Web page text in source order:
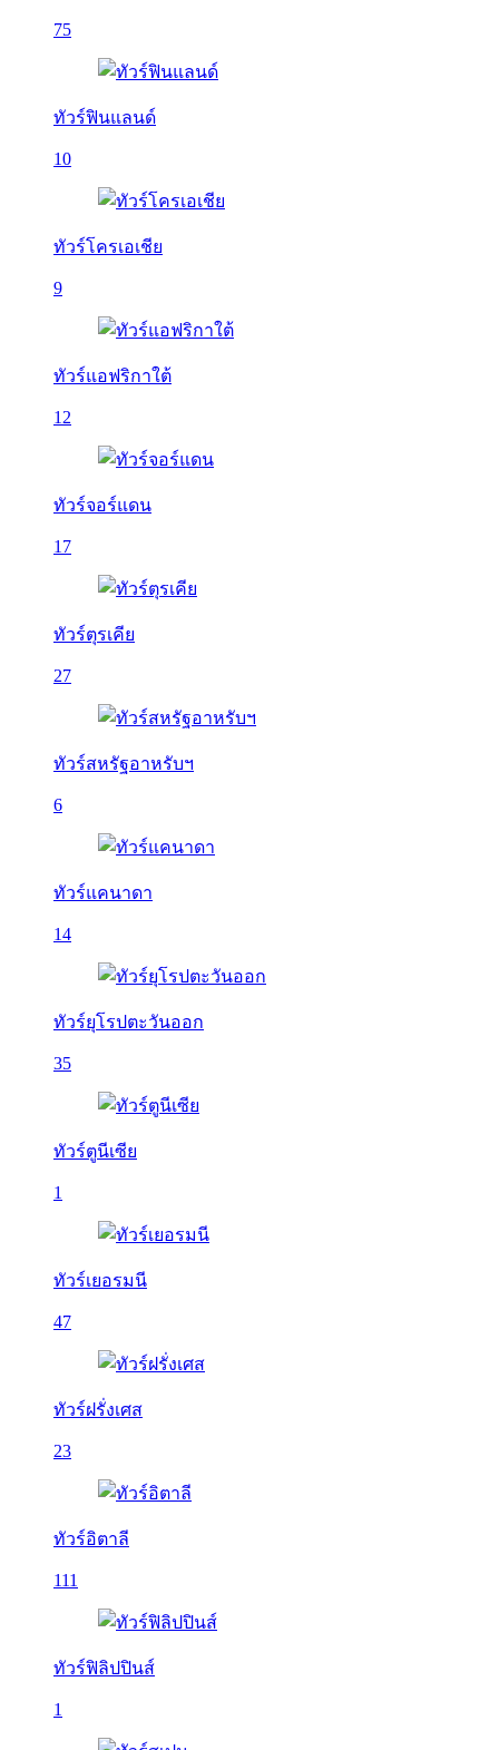
75
ทัวร์ฟินแลนด์
10
ทัวร์โครเอเชีย
9
ทัวร์แอฟริกาใต้
12
ทัวร์จอร์แดน
17
ทัวร์ตุรเคีย
27
ทัวร์สหรัฐอาหรับฯ
6
ทัวร์แคนาดา
14
ทัวร์ยุโรปตะวันออก
35
ทัวร์ตูนีเซีย
1
ทัวร์เยอรมนี
47
ทัวร์ฝรั่งเศส
23
ทัวร์อิตาลี
111
ทัวร์ฟิลิปปินส์
1